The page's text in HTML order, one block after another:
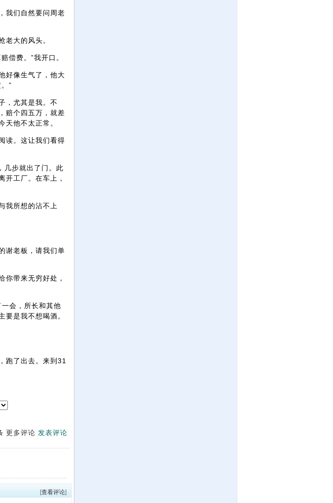
我们自然要问周老
老大的风头。
偿费。”我开口。
好像生气了，他大
”
，尤其是我。不
赔个四五万，就差
天他不太正常。
读。这让我们看得
几步就出了门。此
开工厂。在车上，
我所想的沾不上
谢老板，请我们单
你带来无穷好处，
会，所长和其他
要是我不想喝酒。
跑了出去。来到31
更多评论 发表评论
[查看评论]